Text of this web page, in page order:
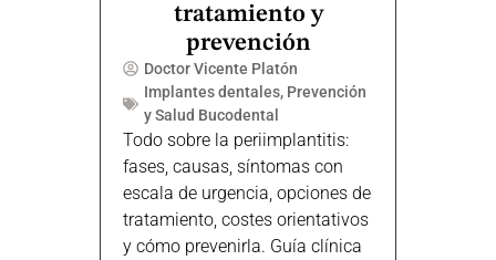
tratamiento y
prevención
Doctor Vicente Platón
Implantes dentales, Prevención
y Salud Bucodental
Todo sobre la periimplantitis:
fases, causas, síntomas con
escala de urgencia, opciones de
tratamiento, costes orientativos
y cómo prevenirla. Guía clínica